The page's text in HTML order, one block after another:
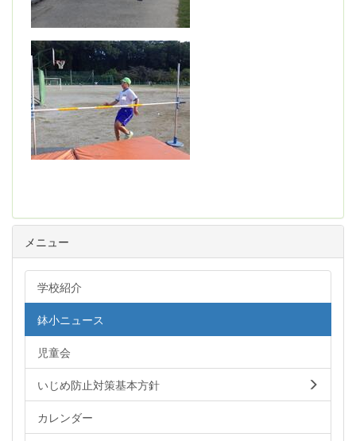
メニュー
学校紹介
鉢小ニュース
児童会
いじめ防止対策基本方針
カレンダー